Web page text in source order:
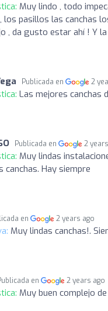
Muy lindo , todo
los pasillos las canchas
, da gusto estar ahí ! Y
Publicada en 2
Las mejores canchas
Publicada en 2
Muy lindas
canchas. Hay siempre
en 2 years ago
Muy lindas canchas!.
en 2 years ago
Muy buen complejo de